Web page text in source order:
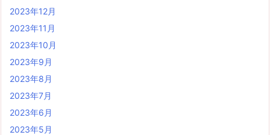
2023年12月
2023年11月
2023年10月
2023年9月
2023年8月
2023年7月
2023年6月
2023年5月